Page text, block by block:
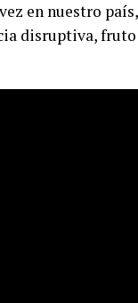
en nuestro
disruptiva,